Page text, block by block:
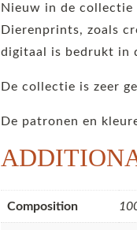
Nieuw in de
Dierenprints, zoals
digitaal is bedrukt in
De collectie is zeer
De patronen en
Composition